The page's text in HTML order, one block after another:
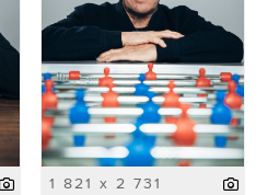
1 821 x 2 731